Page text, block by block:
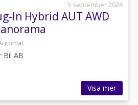
5 september 2024
In Hybrid AUT AWD
Bil AB
Visa mer